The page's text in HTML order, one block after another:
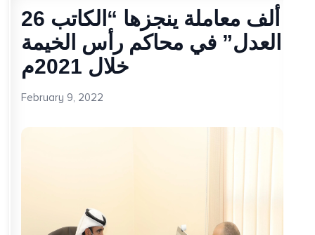
26 ألف معاملة ينجزها “الكاتب
العدل” في محاكم رأس الخيمة
خلال 2021م
February 9, 2022